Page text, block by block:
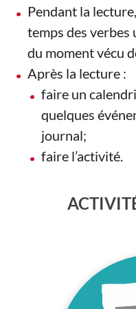
Pendant la
temps des verbes
du moment vécu
Après la lecture :
faire un
quelques
journal;
faire l’activité.